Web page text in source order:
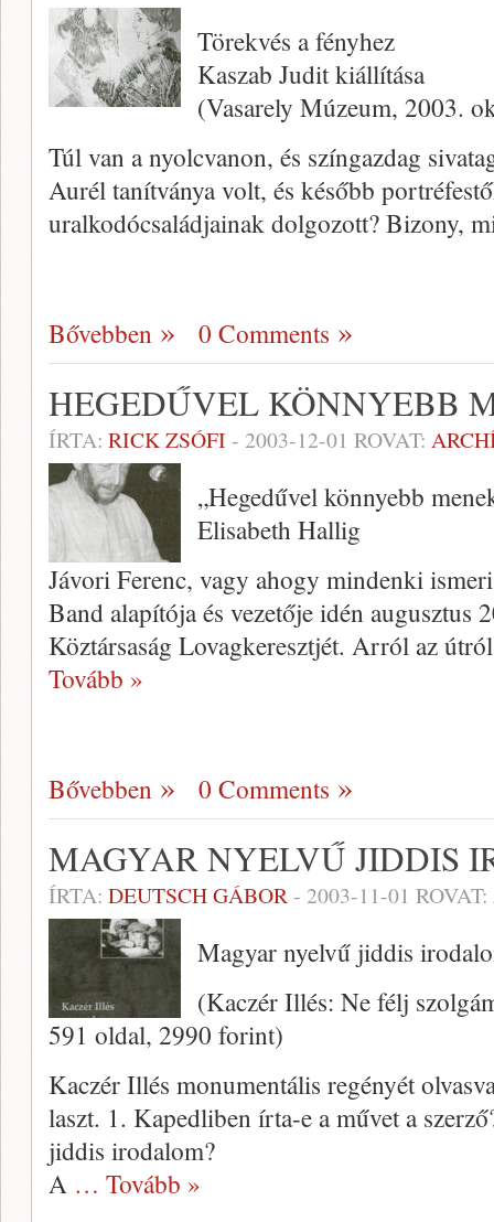
Törekvés a fényhez
Kaszab Judit kiállítása
(Vasarely Múzeum, 2003.
Túl van a nyolcvanon, és színgazdag
Aurél tanít­ványa volt, és később
uralkodócsaládjainak dolgozott? Bizony,
Bővebben 0 Comments
HEGEDŰVEL KÖNNYEBB
ÍRTA: RICK ZSÓFI - 2003-12-01 ROVAT:
„Hegedűvel könnyebb
Elisabeth Hallig
Jávori Ferenc, vagy ahogy mindenki
Band alapítója és vezetője idén augusztus
Köztársaság Lovag­keresztjét. Arról az
Tovább »
Bővebben 0 Comments
MAGYAR NYELVŰ JIDDIS
ÍRTA: DEUTSCH GÁBOR- 2003-11-01 ROVAT:
Magyar nyelvű jiddis
(Kaczér Illés: Ne félj
591 oldal, 2990 forint)
Kaczér Illés monumentális regényét
laszt. 1. Kapedliben írta-e a művet a
jid­dis irodalom?
A … Tovább »